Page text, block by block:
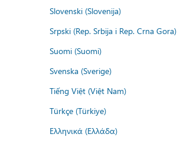
Slovenski (Slovenija)
Srpski (Rep. Srbija i Rep. Crna Gora)
Suomi (Suomi)
Svenska (Sverige)
Tiếng Việt (Việt Nam)
Türkçe (Türkiye)
Ελληνικά (Ελλάδα)